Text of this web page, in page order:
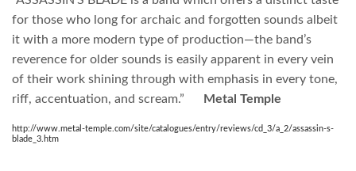
for those who long for archaic and forgotten sounds albeit
it with a more modern type of production—the band’s
reverence for older sounds is easily apparent in every vein
of their work shining through with emphasis in every tone,
riff, accentuation, and scream.”
Metal Temple
http://www.metal-temple.com/site/catalogues/entry/reviews/cd_3/a_2/assassin-s-
blade_3.htm